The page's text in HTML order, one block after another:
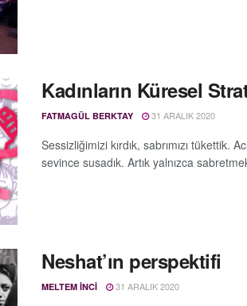
Kadınların Küresel
FATMAGÜL BERKTAY 31 ARALIK 2020
Sessizliğimizi kırdık, sabrımızı tükettik.
sevince susadık. Artık yalnızca
Neshat’ın perspektifi
MELTEM İNCI 31 ARALIK 2020